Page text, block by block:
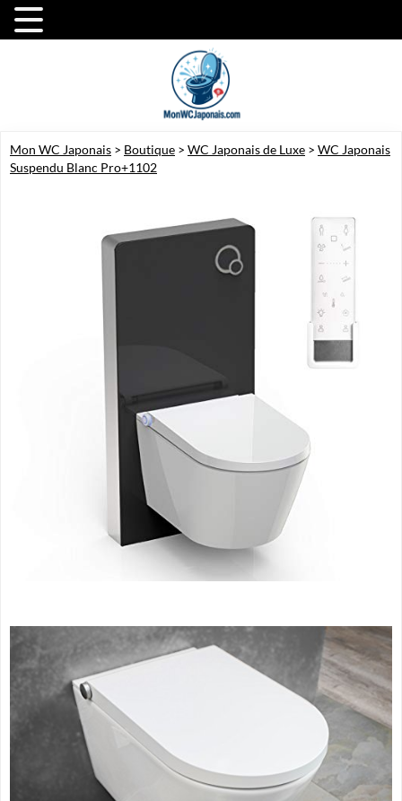
Mon WC Japonais > Boutique > WC Japonais de Luxe > WC Japonais
Suspendu Blanc Pro+1102